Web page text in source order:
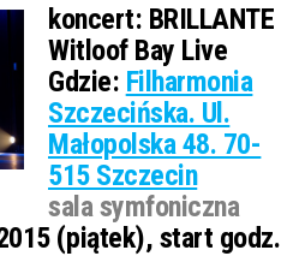
koncert: BRILLANTE
Witloof Bay Live
Gdzie: Filharmonia
Szczecińska. Ul.
Małopolska 48. 70-
515 Szczecin
sala symfoniczna
(piątek), start godz.